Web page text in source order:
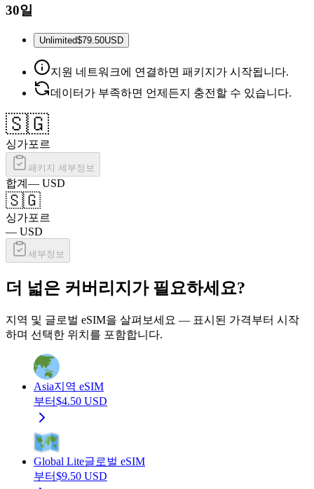
30일
Unlimited$79.50USD
지원 네트워크에 연결하면 패키지가 시작됩니다.
데이터가 부족하면 언제든지 충전할 수 있습니다.
🇸🇬
싱가포르
패키지 세부정보
합계 — USD
🇸🇬
싱가포르
— USD
세부정보
더 넓은 커버리지가 필요하세요?
지역 및 글로벌 eSIM을 살펴보세요 — 표시된 가격부터 시작
하며 선택한 위치를 포함합니다.
Asia지역 eSIM
부터$4.50 USD
Global Lite글로벌 eSIM
부터$9.50 USD